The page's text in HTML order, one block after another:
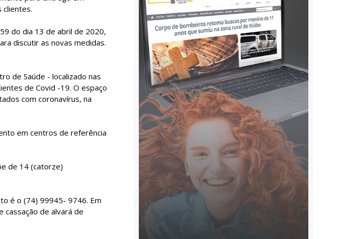
clientes.
do dia 13 de abril de 2020,
discutir as novas medidas.
de Saúde - localizado nas
de Covid -19. O espaço
com coronavírus, na
em centros de referência
de 14 (catorze)
é o (74) 99945- 9746. Em
cassação de alvará de